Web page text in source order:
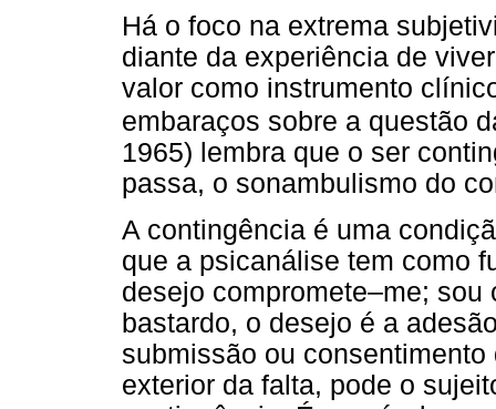
Há o foco na extrema
diante da experiência de
valor como instrumento
embaraços sobre a questão
1965) lembra que o ser
passa, o sonambulismo do
A contingência é uma
que a psicanálise tem como
desejo compromete–me; sou
bastardo, o desejo é a
submissão ou
exterior da falta, pode o